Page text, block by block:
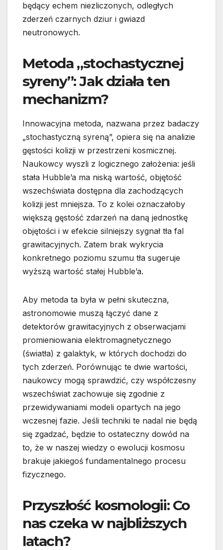
będący echem niezliczonych, odległych
zderzeń czarnych dziur i gwiazd
neutronowych.
Metoda „stochastycznej
syreny”: Jak działa ten
mechanizm?
Innowacyjna metoda, nazwana przez badaczy
„stochastyczną syreną”, opiera się na analizie
gęstości kolizji w przestrzeni kosmicznej.
Naukowcy wyszli z logicznego założenia: jeśli
stała Hubble’a ma niską wartość, objętość
wszechświata dostępna dla zachodzących
kolizji jest mniejsza. To z kolei oznaczałoby
większą gęstość zdarzeń na daną jednostkę
objętości i w efekcie silniejszy sygnał tła fal
grawitacyjnych. Zatem brak wykrycia
konkretnego poziomu szumu tła sugeruje
wyższą wartość stałej Hubble’a.
Aby metoda ta była w pełni skuteczna,
astronomowie muszą łączyć dane z
detektorów grawitacyjnych z obserwacjami
promieniowania elektromagnetycznego
(światła) z galaktyk, w których dochodzi do
tych zderzeń. Porównując te dwie wartości,
naukowcy mogą sprawdzić, czy współczesny
wszechświat zachowuje się zgodnie z
przewidywaniami modeli opartych na jego
wczesnej fazie. Jeśli techniki te nadal nie będą
się zgadzać, będzie to ostateczny dowód na
to, że w naszej wiedzy o ewolucji kosmosu
brakuje jakiegoś fundamentalnego procesu
fizycznego.
Przyszłość kosmologii: Co
nas czeka w najbliższych
latach?